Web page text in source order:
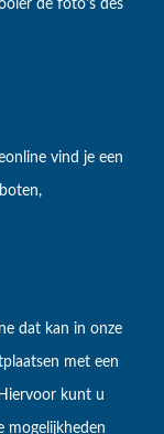
de foto's des
vind je een
dat kan in onze
met een
kunt u
mogelijkheden